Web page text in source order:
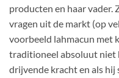
producten en haar vader.
vragen uit de markt (op
voorbeeld lahmacun met
traditioneel absoluut niet
drijvende kracht en als hij